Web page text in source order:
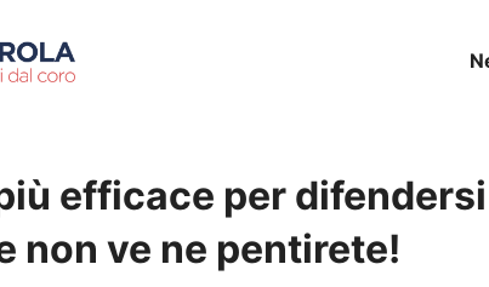
efficace per
non ve ne pentirete!